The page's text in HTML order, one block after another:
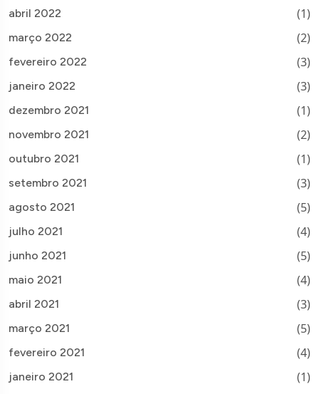
abril 2022 (1)
março 2022 (2)
fevereiro 2022 (3)
janeiro 2022 (3)
dezembro 2021 (1)
novembro 2021 (2)
outubro 2021 (1)
setembro 2021 (3)
agosto 2021 (5)
julho 2021 (4)
junho 2021 (5)
maio 2021 (4)
abril 2021 (3)
março 2021 (5)
fevereiro 2021 (4)
janeiro 2021 (1)